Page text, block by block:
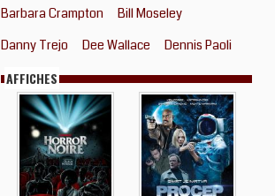
Barbara Crampton
Bill Moseley
Danny Trejo
Dee Wallace Dennis Paoli
AFFICHES